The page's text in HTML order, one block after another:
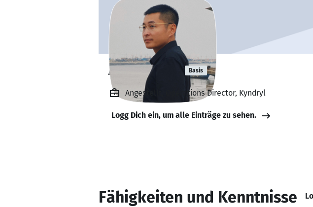
Andre Chen Basis
Angestellt, Operations Director, Kyndryl
Logg Dich ein, um alle Einträge zu sehen.
Fähigkeiten und Kenntnisse